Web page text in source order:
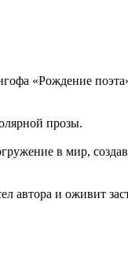
«Рождение
прозы.
в мир,
автора и оживит